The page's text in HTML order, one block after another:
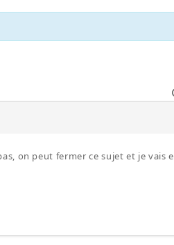
on peut fermer ce sujet et je vais